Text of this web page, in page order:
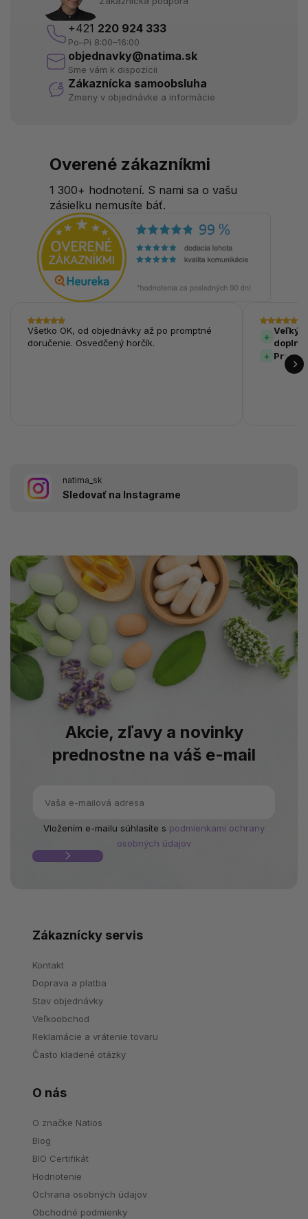
+421 220 924 333
Po–Pi 8:00–16:00
objednavky@natima.sk
Sme vám k dispozícii
Zákaznícka samoobsluha
Zmeny v objednávke a informácie
Overené zákazníkmi
1 300+ hodnotení. S nami sa o vašu
zásielku nemusíte báť.
Všetko OK, od objednávky až po promptné
doručenie. Osvedčený horčík.
Veľký
natima_sk
Sledovať na Instagrame
Akcie, zľavy a novinky
prednostne na váš e-mail
Vložením e-mailu súhlasíte s podmienkami ochrany
osobných údajov
Zákaznícky servis
Kontakt
Doprava a platba
Stav objednávky
Veľkoobchod
Reklamácie a vrátenie tovaru
Často kladené otázky
O nás
O značke Natios
Blog
BIO Certifikát
Hodnotenie
Ochrana osobných údajov
Obchodné podmienky